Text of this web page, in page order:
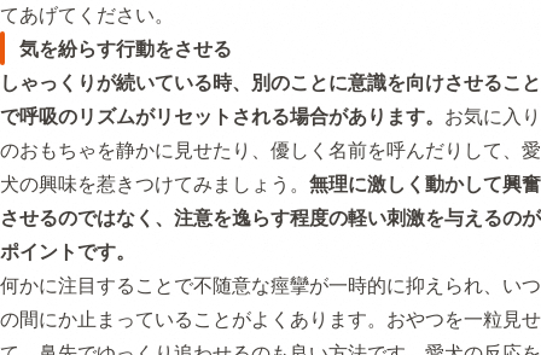
てあげてください。
気を紛らす行動をさせる
しゃっくりが続いている時、別のことに意識を向けさせること
で呼吸のリズムがリセットされる場合があります。 お気に入り
のおもちゃを静かに見せたり、優しく名前を呼んだりして、愛
犬の興味を惹きつけてみましょう。 無理に激しく動かして興奮
させるのではなく、注意を逸らす程度の軽い刺激を与えるのが
ポイントです。
何かに注目することで不随意な痙攣が一時的に抑えられ、いつ
の間にか止まっていることがよくあります。おやつを一粒見せ